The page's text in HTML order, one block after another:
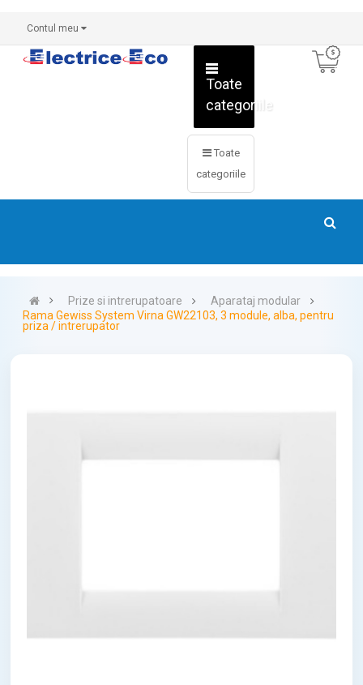
Contul meu
Toate
categoriile
Toate
categoriile
Prize si intrerupatoare
Aparataj modular
Rama Gewiss System Virna GW22103, 3 module, alba, pentru
priza / intrerupator